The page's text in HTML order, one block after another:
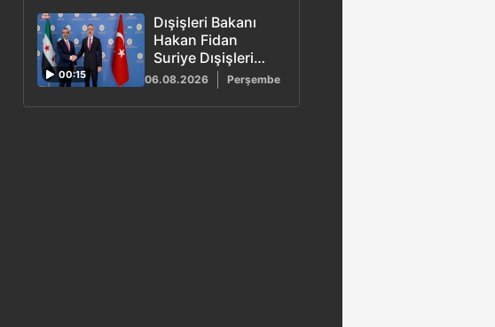
00:15
Dışişleri Bakanı
Hakan Fidan
Suriye Dışişleri
Bakanı Esad
Hasan Şeybani ile
Ankara'da bir
06.08.2026 Perşembe